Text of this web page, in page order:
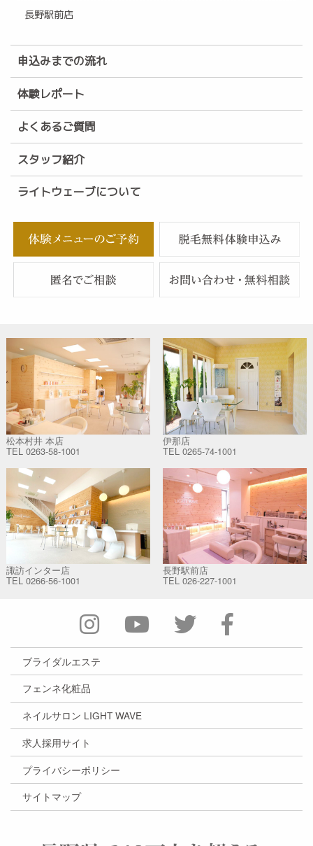
長野駅前店
申込みまでの流れ
体験レポート
よくあるご質問
スタッフ紹介
ライトウェーブについて
松本村井 本店
TEL 0263-58-1001
伊那店
TEL 0265-74-1001
諏訪インター店
TEL 0266-56-1001
長野駅前店
TEL 026-227-1001
ブライダルエステ
フェンネ化粧品
ネイルサロン LIGHT WAVE
求人採用サイト
プライバシーポリシー
サイトマップ